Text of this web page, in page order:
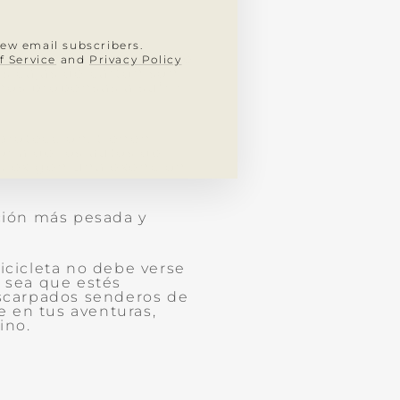
email subscribers.
Service and Privacy Policy
en avión: cajas de
cajas de cartón son
propensas a sufrir
tienen
de los autos de
exigen una exención
más pesada y
no debe verse
que estés
senderos de
en tus aventuras,